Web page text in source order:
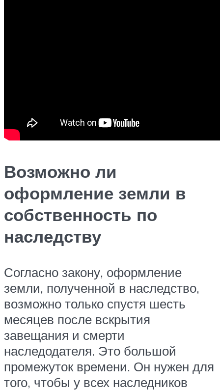
Возможно ли
оформление земли в
собственность по
наследству
Согласно закону, оформление
земли, полученной в наследство,
возможно только спустя шесть
месяцев после вскрытия
завещания и смерти
наследодателя. Это большой
промежуток времени. Он нужен для
того, чтобы у всех наследников